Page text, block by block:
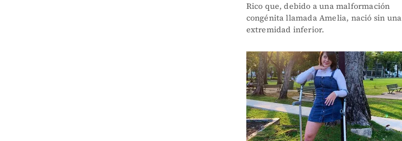
Rico que, debido a una malformación
congénita llamada Amelia, nació sin una
extremidad inferior.